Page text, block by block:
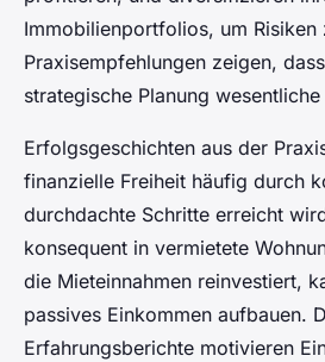
Immobilienportfolios, um Risiken
Praxisempfehlungen zeigen,
strategische Planung
Erfolgsgeschichten aus der
finanzielle Freiheit häufig durch
durchdachte Schritte erreicht
konsequent in vermietete
die Mieteinnahmen reinvestiert,
passives Einkommen aufbauen.
Erfahrungsberichte motivieren